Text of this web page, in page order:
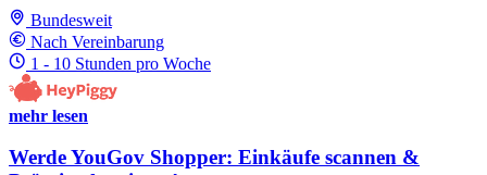
Bundesweit
Nach Vereinbarung
1 - 10 Stunden pro Woche
mehr lesen
Werde YouGov Shopper: Einkäufe scannen &